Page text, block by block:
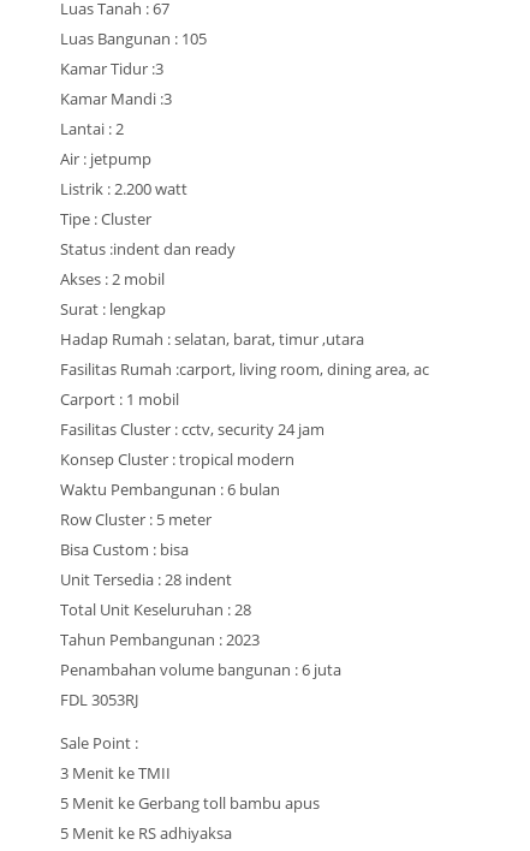
Luas Tanah : 67
Luas Bangunan : 105
Kamar Tidur :3
Kamar Mandi :3
Lantai : 2
Air : jetpump
Listrik : 2.200 watt
Tipe : Cluster
Status :indent dan ready
Akses : 2 mobil
Surat : lengkap
Hadap Rumah : selatan, barat, timur ,utara
Fasilitas Rumah :carport, living room, dining area, ac
Carport : 1 mobil
Fasilitas Cluster : cctv, security 24 jam
Konsep Cluster : tropical modern
Waktu Pembangunan : 6 bulan
Row Cluster : 5 meter
Bisa Custom : bisa
Unit Tersedia : 28 indent
Total Unit Keseluruhan : 28
Tahun Pembangunan : 2023
Penambahan volume bangunan : 6 juta
FDL 3053RJ
Sale Point :
3 Menit ke TMII
5 Menit ke Gerbang toll bambu apus
5 Menit ke RS adhiyaksa